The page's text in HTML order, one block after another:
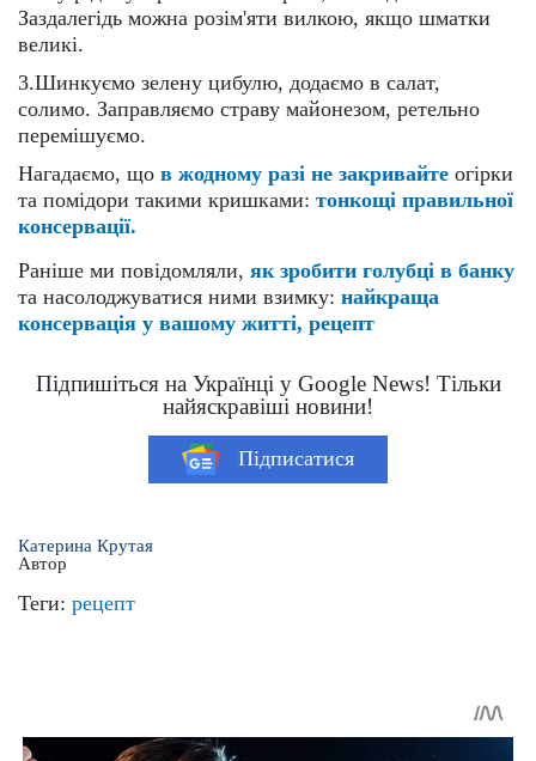
Заздалегідь можна розім'яти вилкою, якщо шматки
великі.
3.Шинкуємо зелену цибулю, додаємо в салат,
солимо. Заправляємо страву майонезом, ретельно
перемішуємо.
Нагадаємо, що в жодному разі не закривайте огірки
та помідори такими кришками: тонкощі правильної
консервації.
Раніше ми повідомляли, як зробити голубці в банку
та насолоджуватися ними взимку: найкраща
консервація у вашому житті, рецепт
Підпишіться на Українці у Google News! Тільки
найяскравіші новини!
Підписатися
Катерина Крутая
Автор
Теги: рецепт